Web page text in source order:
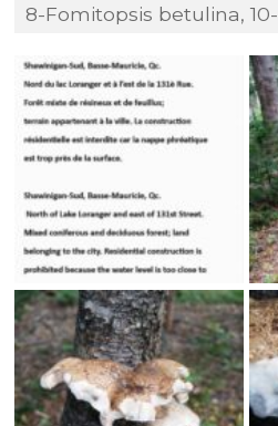
8-Fomitopsis betulina,